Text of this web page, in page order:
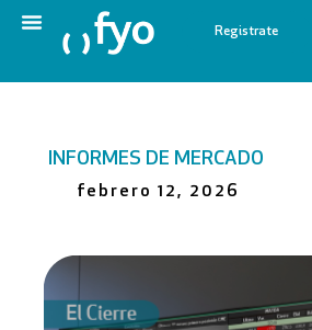
Registrate
INFORMES DE MERCADO
febrero 12, 2026